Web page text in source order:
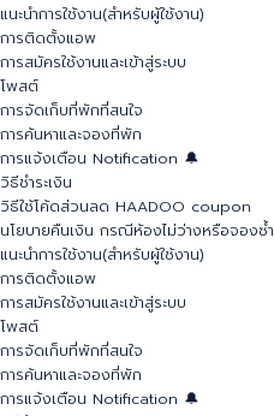
แนะนำการใช้งาน(สำหรับผู้ใช้งาน)
การติดตั้งแอพ
การสมัครใช้งานและเข้าสู่ระบบ
โพสต์
การจัดเก็บที่พักที่สนใจ
การค้นหาและจองที่พัก
การแจ้งเตือน Notification 🔔
วิธีชำระเงิน
วิธีใช้โค้ดส่วนลด HAADOO coupon
นโยบายคืนเงิน กรณีห้องไม่ว่างหรือจองซ้ำ
แนะนำการใช้งาน(สำหรับผู้ใช้งาน)
การติดตั้งแอพ
การสมัครใช้งานและเข้าสู่ระบบ
โพสต์
การจัดเก็บที่พักที่สนใจ
การค้นหาและจองที่พัก
การแจ้งเตือน Notification 🔔